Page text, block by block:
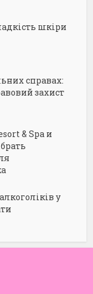
шкіри
справах:
захист
& Spa и
у